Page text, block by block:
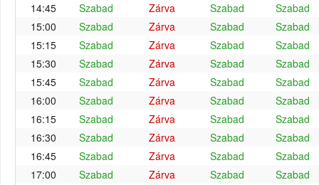
14:45
Szabad Zárva Szabad
Szabad
15:00
Szabad Zárva Szabad
Szabad
15:15
Szabad Zárva Szabad
Szabad
15:30
Szabad Zárva Szabad
Szabad
15:45
Szabad Zárva Szabad
Szabad
16:00
Szabad Zárva Szabad
Szabad
16:15
Szabad Zárva Szabad
Szabad
16:30
Szabad Zárva Szabad
Szabad
16:45
Szabad Zárva Szabad
Szabad
17:00
Szabad Zárva Szabad
Szabad